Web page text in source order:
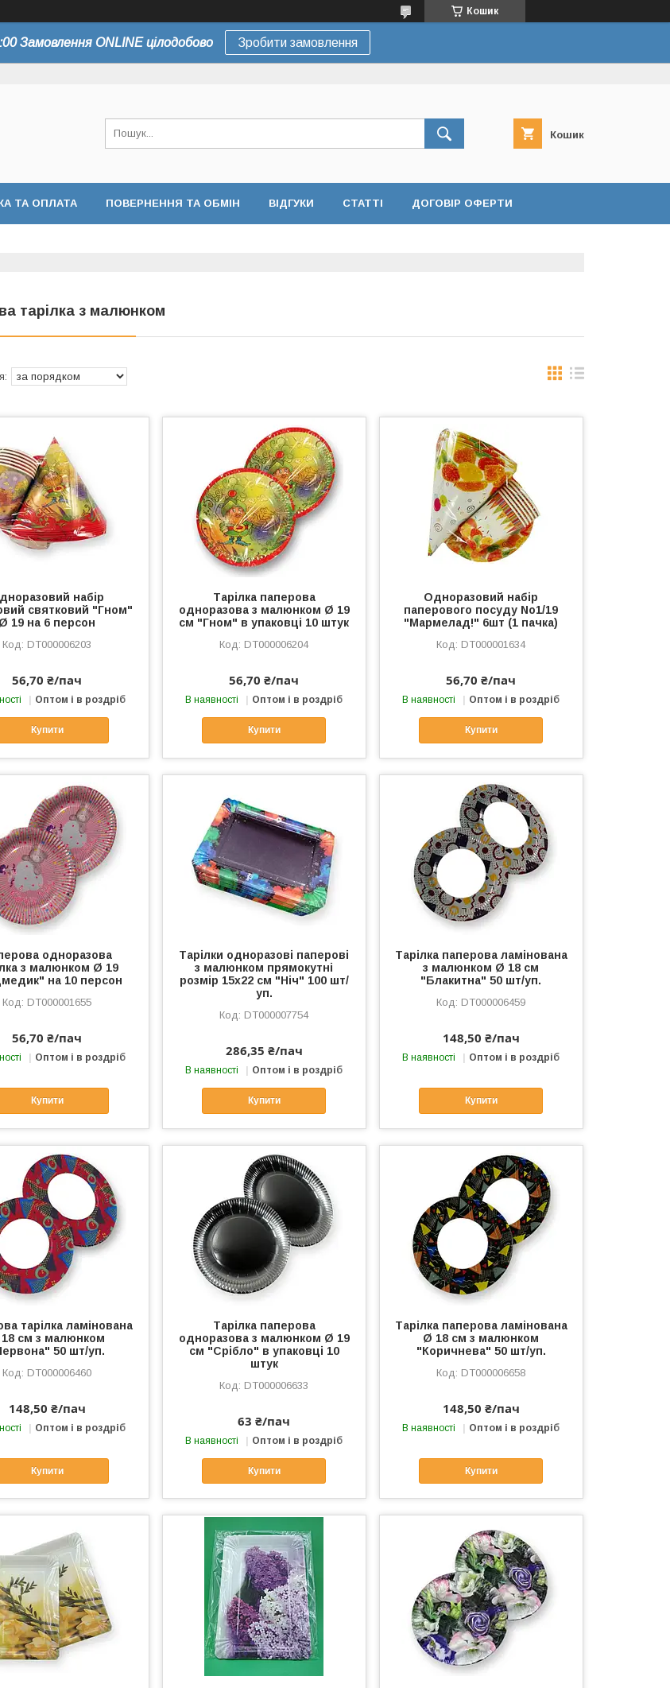
Кошик
Замовлення ONLINE цілодобово Зробити замовлення
Кошик
ТА ОПЛАТА ПОВЕРНЕННЯ ТА ОБМІН ВІДГУКИ СТАТТІ ДОГОВІР ОФЕРТИ
тарілка з малюнком
набір
святковий "Гном"
Ø 19 на 6 персон
DT000006203
56,70 ₴/пач
Оптом і в роздріб
Купити
Тарілка паперова
одноразова з малюнком Ø 19
см "Гном" в упаковці 10 штук
DT000006204
56,70 ₴/пач
В наявності Оптом і в роздріб
Купити
Одноразовий набір
паперового посуду No1/19
"Мармелад!" 6шт (1 пачка)
DT000001634
56,70 ₴/пач
В наявності Оптом і в роздріб
Купити
одноразова
з малюнком Ø 19
на 10 персон
DT000001655
56,70 ₴/пач
Оптом і в роздріб
Купити
Тарілки одноразові паперові
з малюнком прямокутні
розмір 15х22 см "Ніч" 100 шт/
уп.
DT000007754
286,35 ₴/пач
В наявності Оптом і в роздріб
Купити
Тарілка паперова ламінована
з малюнком Ø 18 см
"Блакитна" 50 шт/уп.
DT000006459
148,50 ₴/пач
В наявності Оптом і в роздріб
Купити
тарілка ламінована
см з малюнком
50 шт/уп.
DT000006460
148,50 ₴/пач
Оптом і в роздріб
Купити
Тарілка паперова
одноразова з малюнком Ø 19
см "Срібло" в упаковці 10
штук
DT000006633
63 ₴/пач
В наявності Оптом і в роздріб
Купити
Тарілка паперова ламінована
Ø 18 см з малюнком
"Коричнева" 50 шт/уп.
DT000006658
148,50 ₴/пач
В наявності Оптом і в роздріб
Купити